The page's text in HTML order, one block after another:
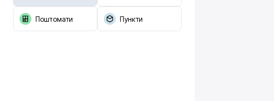
Поштомати Пункти